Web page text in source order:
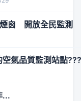
囪 開放全民監測
氣品質監測站點
...